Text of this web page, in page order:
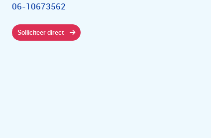
06-10673562
Solliciteer direct